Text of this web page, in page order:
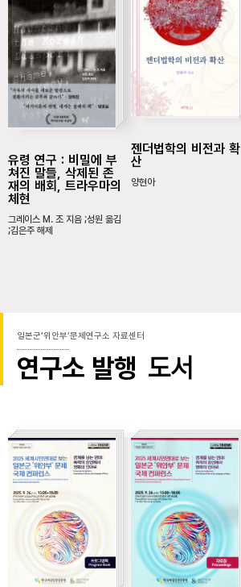
유령 연구 : 비밀에 부
쳐진 말들, 삭제된 존
재의 배회, 트라우마의
체현
그레이스 M. 조 지음 ;성원 옮김
;김은주 해제
젠더법학의 비전과 확
산
양현아
일본군’위안부’문제연구소 자료센터
연구소 발행 도서